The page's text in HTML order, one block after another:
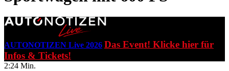
AUTONOTIZEN Live 2026 Das Event! Klicke hier für
Infos & Tickets!
2:24 Min.